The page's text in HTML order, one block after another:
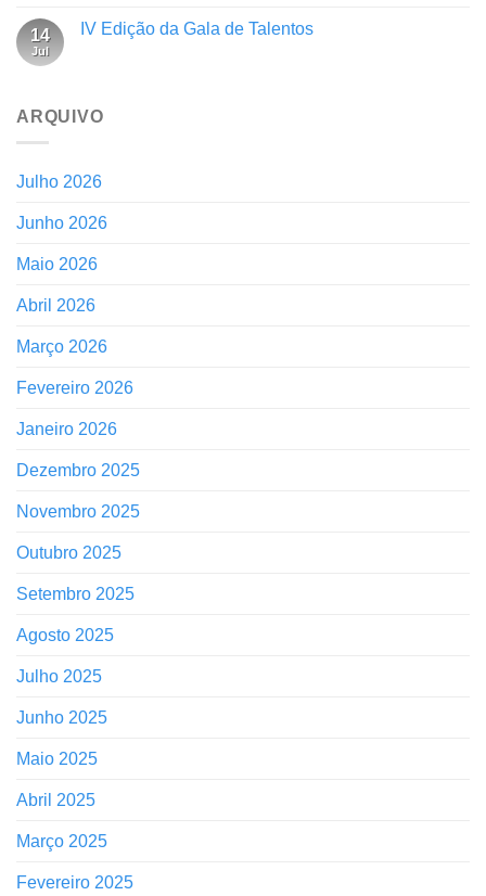
14
Jul
IV Edição da Gala de Talentos
ARQUIVO
Julho 2026
Junho 2026
Maio 2026
Abril 2026
Março 2026
Fevereiro 2026
Janeiro 2026
Dezembro 2025
Novembro 2025
Outubro 2025
Setembro 2025
Agosto 2025
Julho 2025
Junho 2025
Maio 2025
Abril 2025
Março 2025
Fevereiro 2025